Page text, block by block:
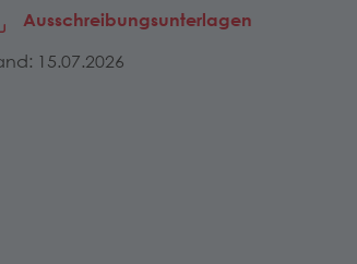
Ausschreibungsunterlagen
15.07.2026